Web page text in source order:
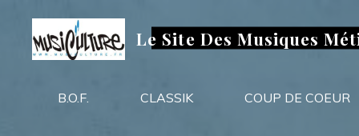
contenu
Le Site Des Musiques
B.O.F. CLASSIK COUP DE COEUR